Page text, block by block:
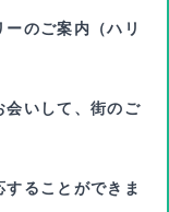
のご案内（ハリ
会いして、街のご
ることができま